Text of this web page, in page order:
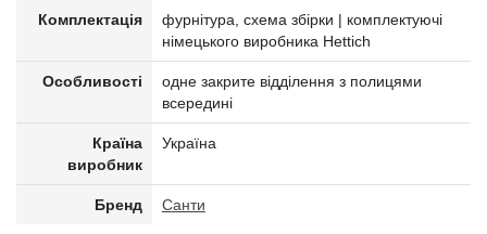
Комплектація
фурнітура, схема збірки | комплектуючі
німецького виробника Hettich
Особливості
одне закрите відділення з полицями
всередині
Країна
виробник
Україна
Бренд Санти